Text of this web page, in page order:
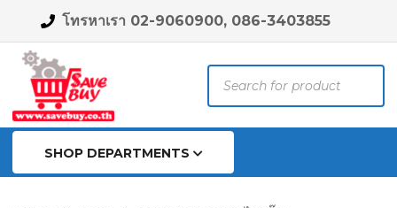
โทรหาเรา 02-9060900, 086-3403855
search
SHOP DEPARTMENTS